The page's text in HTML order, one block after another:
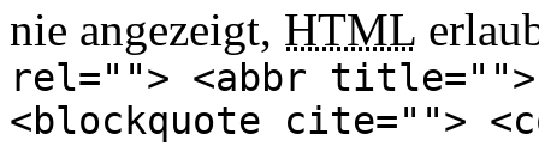
nie angezeigt, HTML
rel=""> <abbr title="">
<blockquote cite="">